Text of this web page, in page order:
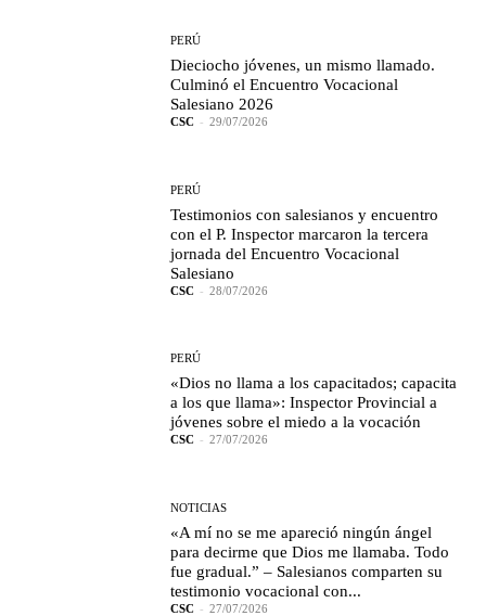
PERÚ
Dieciocho jóvenes, un mismo llamado.
Culminó el Encuentro Vocacional
Salesiano 2026
CSC - 29/07/2026
PERÚ
Testimonios con salesianos y encuentro
con el P. Inspector marcaron la tercera
jornada del Encuentro Vocacional
Salesiano
CSC - 28/07/2026
PERÚ
«Dios no llama a los capacitados; capacita
a los que llama»: Inspector Provincial a
jóvenes sobre el miedo a la vocación
CSC - 27/07/2026
NOTICIAS
«A mí no se me apareció ningún ángel
para decirme que Dios me llamaba. Todo
fue gradual.” – Salesianos comparten su
testimonio vocacional con...
CSC - 27/07/2026